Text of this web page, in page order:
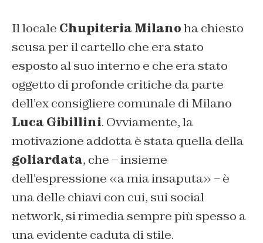
Il locale Chupiteria Milanoha chiesto
scusa per il cartello che era stato
esposto al suo interno e che era stato
oggetto di profonde critiche da parte
dell’ex consigliere comunale di Milano
Luca Gibillini. Ovviamente, la
motivazione addotta è stata quella della
goliardata, che – insieme
dell’espressione «a mia insaputa» – è
una delle chiavi con cui, sui social
network, si rimedia sempre più spesso a
una evidente caduta di stile.